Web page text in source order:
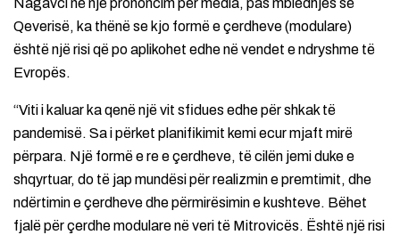
Nagavci në një prononcim për media, pas mbledhjes së
Qeverisë, ka thënë se kjo formë e çerdheve (modulare)
është një risi që po aplikohet edhe në vendet e ndryshme të
Evropës.
“Viti i kaluar ka qenë një vit sfidues edhe për shkak të
pandemisë. Sa i përket planifikimit kemi ecur mjaft mirë
përpara. Një formë e re e çerdheve, të cilën jemi duke e
shqyrtuar, do të jap mundësi për realizmin e premtimit, dhe
ndërtimin e çerdheve dhe përmirësimin e kushteve. Bëhet
fjalë për çerdhe modulare në veri të Mitrovicës. Është një risi